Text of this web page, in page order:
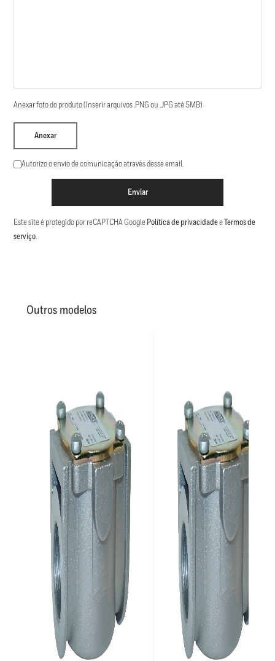
Anexar foto do produto (Inserir arquivos .PNG ou .JPG até 5MB)
Anexar
Autorizo o envio de comunicação através desse email.
Enviar
Este site é protegido por reCAPTCHA Google Política de privacidadee Termos de
serviço.
Outros modelos